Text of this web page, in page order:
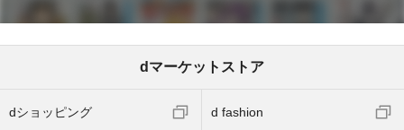
dマーケットストア
dショッピング d fashion